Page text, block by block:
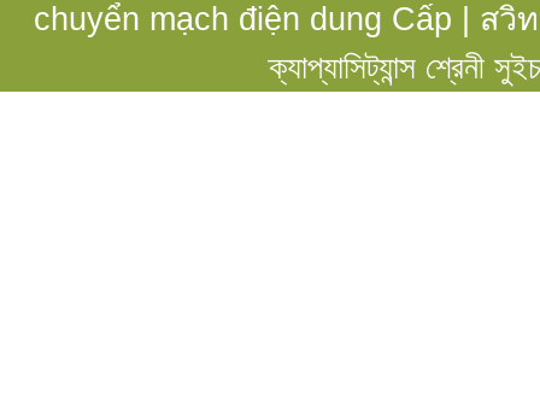
chuyển mạch điện dung Cấp
สวิ
ক্যাপ্যাসিট্যান্স শ্রেনী সুইচ